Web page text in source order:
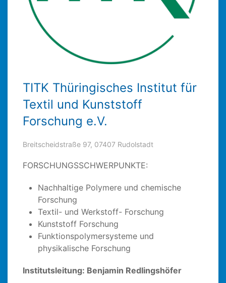
TITK Thüringisches Institut für
Textil und Kunststoff
Forschung e.V.
Breitscheidstraße 97, 07407 Rudolstadt
FORSCHUNGSSCHWERPUNKTE:
Nachhaltige Polymere und chemische
Forschung
Textil- und Werkstoff- Forschung
Kunststoff Forschung
Funktionspolymersysteme und
physikalische Forschung
Institutsleitung: Benjamin Redlingshöfer